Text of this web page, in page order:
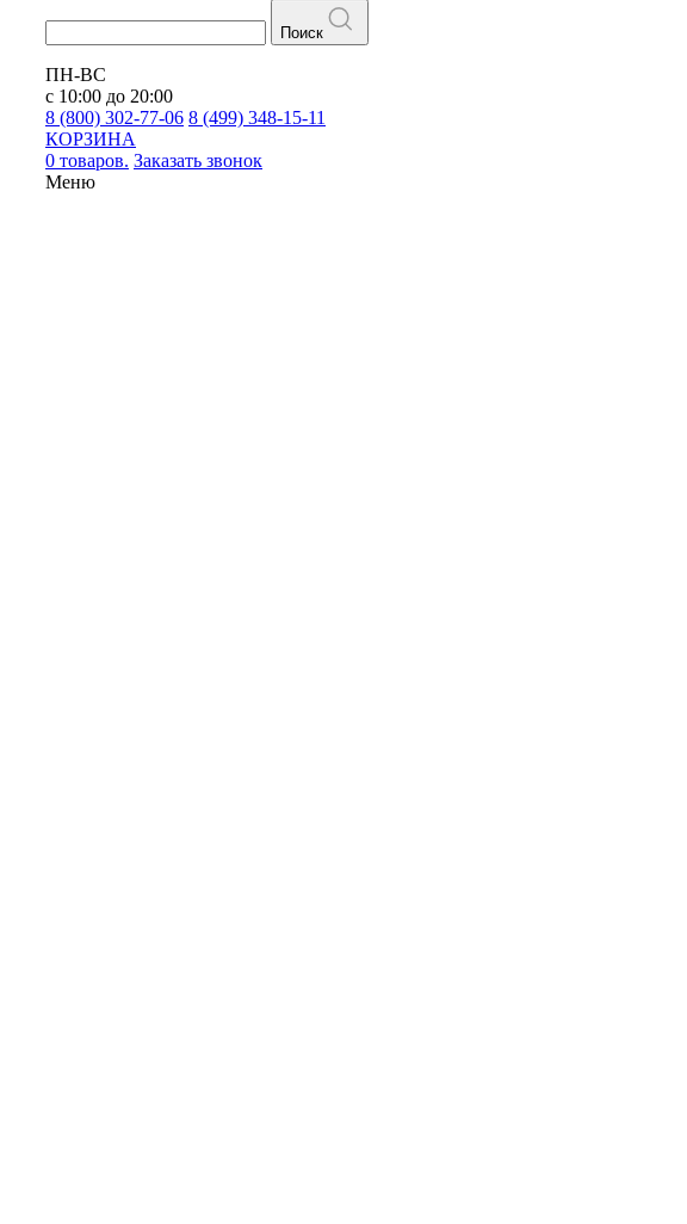
Поиск
ПН-ВС
с 10:00 до 20:00
8 (800) 302-77-06 8 (499) 348-15-11
КОРЗИНА
0 товаров. Заказать звонок
Меню